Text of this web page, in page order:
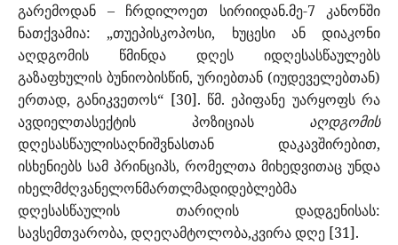
გარემოდან – ჩრდილოეთ სირიიდან.მე-7 კანონში
ნათქვამია: „თუეპისკოპოსი, ხუცესი ან დიაკონი
აღდგომის წმინდა დღეს იდღესასწაულებს
გაზაფხულის ბუნიობისწინ, ურიებთან (იუდეველებთან)
ერთად, განიკვეთოს“ [30]. წმ. ეპიფანე უარყოფს რა
ავდიელთასექტის პოზიციას აღდგომის
დღესასწაულისაღნიშვნასთან დაკავშირებით,
ისხენიებს სამ პრინციპს, რომელთა მიხედვითაც უნდა
იხელმძღვანელონმართლმადიდებლებმა
დღესასწაულის თარიღის დადგენისას:
სავსემთვარობა, დღეღამტოლობა,კვირა დღე [31].